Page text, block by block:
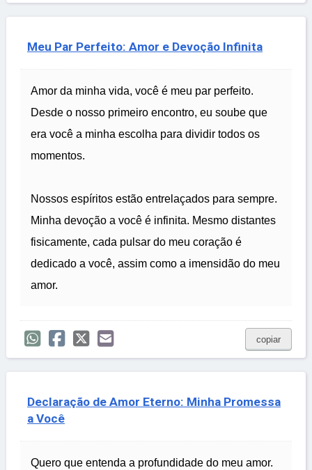
Meu Par Perfeito: Amor e Devoção Infinita
Amor da minha vida, você é meu par perfeito.
Desde o nosso primeiro encontro, eu soube que
era você a minha escolha para dividir todos os
momentos.
Nossos espíritos estão entrelaçados para sempre.
Minha devoção a você é infinita. Mesmo distantes
fisicamente, cada pulsar do meu coração é
dedicado a você, assim como a imensidão do meu
amor.
copiar
Declaração de Amor Eterno: Minha Promessa
a Você
Quero que entenda a profundidade do meu amor.